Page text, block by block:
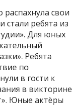
свои
стали ребята из
Для юных
Ребята
по
в гости к
в викторине
Юные актёры